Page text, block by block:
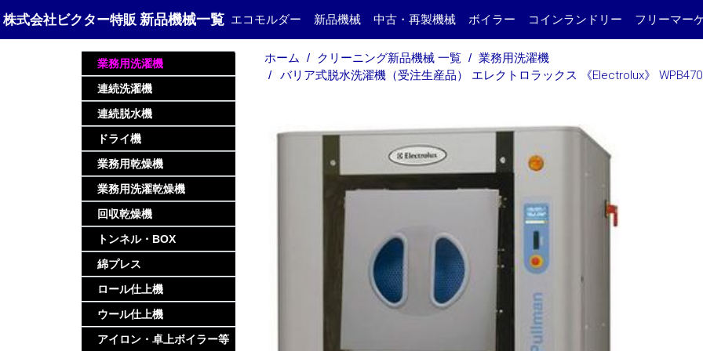
株式会社ビクター特販 新品機械一覧 エコモルダー 新品機械 中古・再製機械 ボイラー コインランドリー フリーマー
業務用洗濯機
連続洗濯機
連続脱水機
ドライ機
業務用乾燥機
業務用洗濯乾燥機
回収乾燥機
トンネル・BOX
綿プレス
ロール仕上機
ウール仕上機
アイロン・卓上ボイラー等
ホーム クリーニング新品機械 一覧 業務用洗濯機
バリア式脱水洗濯機（受注生産品） エレクトロラックス 《Electrolux》